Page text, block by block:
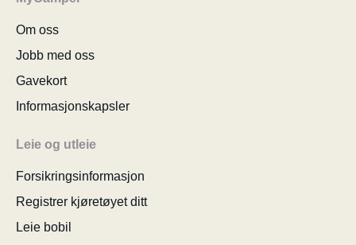
Om oss
Jobb med oss
Gavekort
Informasjonskapsler
Leie og utleie
Forsikringsinformasjon
Registrer kjøretøyet ditt
Leie bobil